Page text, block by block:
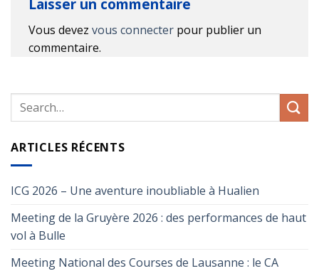
Vous devez vous connecter pour publier un
commentaire.
ARTICLES RÉCENTS
ICG 2026 – Une aventure inoubliable à Hualien
Meeting de la Gruyère 2026 : des performances de haut
vol à Bulle
Meeting National des Courses de Lausanne : le CA